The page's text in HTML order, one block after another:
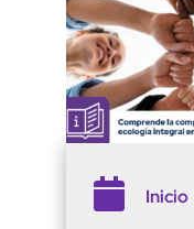
 Inicio